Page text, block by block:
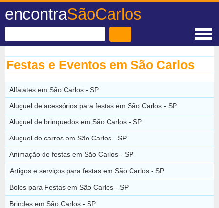
encontraSãoCarlos
Festas e Eventos em São Carlos
Alfaiates em São Carlos - SP
Aluguel de acessórios para festas em São Carlos - SP
Aluguel de brinquedos em São Carlos - SP
Aluguel de carros em São Carlos - SP
Animação de festas em São Carlos - SP
Artigos e serviços para festas em São Carlos - SP
Bolos para Festas em São Carlos - SP
Brindes em São Carlos - SP